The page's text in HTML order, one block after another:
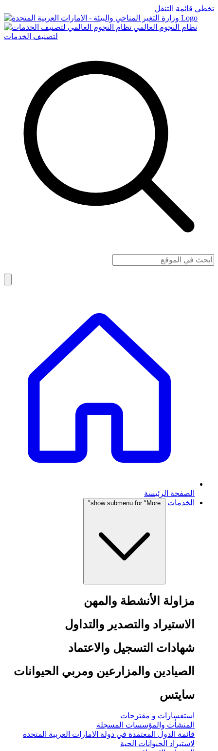
تخطي قائمة التنقل
Logo
نظام النجوم العالمي
لتصنيف الخدمات
الصفحة الرئيسة
الخدمات
show submenu for "More"
مزاولة الأنشطة والمهن
الاستيراد والتصدير والتداول
شهادات التسجيل والاعتماد
الصيادين والمزارعين ومربي الحيوانات
سايتس
استفسارات و مقترحات
المنشأت والمؤسسات المسجلة
قائمة الدول المعتمدة في دولة الامارات العربية المتحدة
لاستيراد الحيوانات الحية